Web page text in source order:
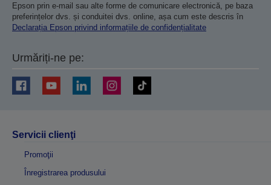
Epson prin e-mail sau alte forme de comunicare electronică, pe baza
preferințelor dvs. și conduitei dvs. online, așa cum este descris în
Declarația Epson privind informațiile de confidențialitate
Urmăriți-ne pe:
Servicii clienţi
Promoţii
Înregistrarea produsului